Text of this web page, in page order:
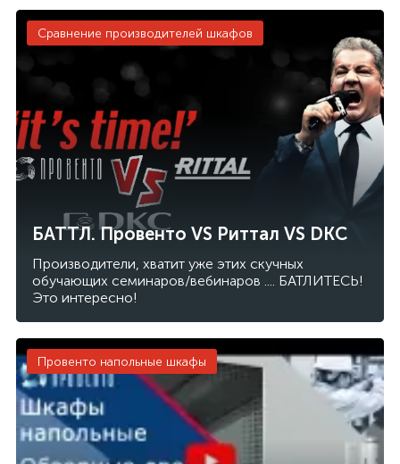
БАТТЛ. Провенто VS Риттал VS DKC
Производители, хватит уже этих скучных
обучающих семинаров/вебинаров .... БАТЛИТЕСЬ!
Это интересно!
Сравнение производителей шкафов
Провенто напольные шкафы